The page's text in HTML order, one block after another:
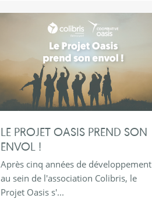
LE PROJET OASIS PREND SON
ENVOL !
Après cinq années de développement
au sein de l'association Colibris, le
Projet Oasis s'...